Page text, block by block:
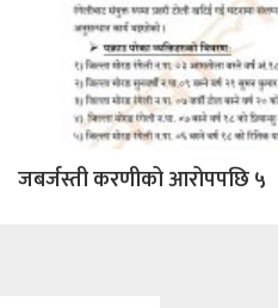
जबर्जस्ती करणीको आरोपपछि ५